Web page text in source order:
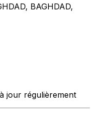
BAGHDAD,
jour régulièrement